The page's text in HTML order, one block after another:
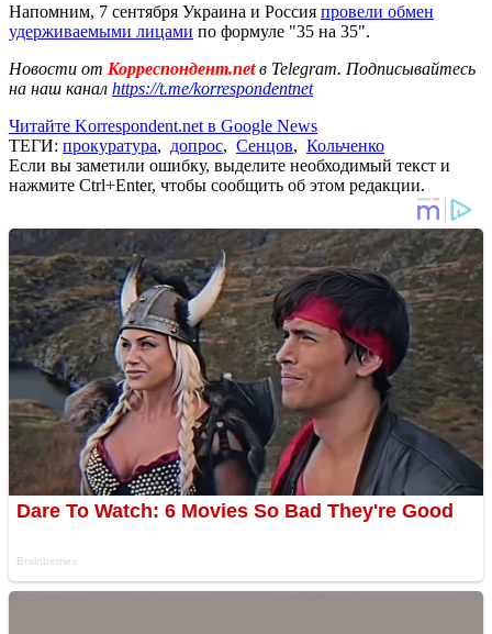
Напомним, 7 сентября Украина и Россия провели обмен
удерживаемыми лицами по формуле "35 на 35".
Новости от Корреспондент.netв Telegram. Подписывайтесь
на наш канал https://t.me/korrespondentnet
Читайте Korrespondent.net в Google News
ТЕГИ: прокуратура, допрос, Сенцов, Кольченко
Если вы заметили ошибку, выделите необходимый текст и
нажмите Ctrl+Enter, чтобы сообщить об этом редакции.